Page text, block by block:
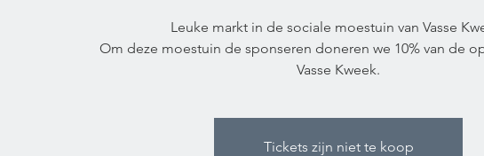
Leuke markt in de sociale moestuin van Vasse
Om deze moestuin de sponseren doneren we 10% van de
Vasse Kweek.
Tickets zijn niet te koop